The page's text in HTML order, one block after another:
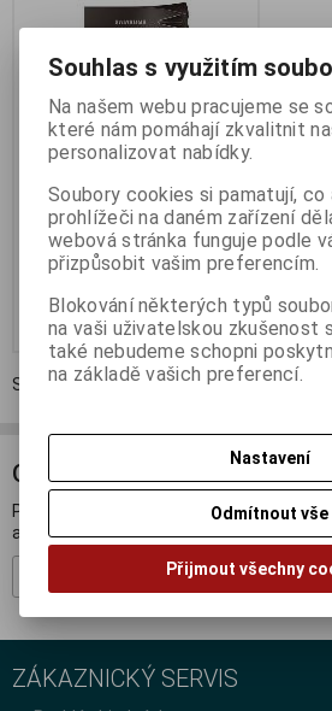
Samsung BAR Plus 64GB USB
3.2 šedá
Termín dodání (dny):1
439 Kč
Koupit
Strana 1z1Celkem1záznamů
ODBĚR NOVINEK
Přihlašte se k odběru novinek a buďte
akcích a soutěžích.
ZÁKAZNICKÝ SERVIS
Souhlas s využitím
Na našem webu pracujeme se
které nám pomáhají zkvalitnit
personalizovat nabídky.
Soubory cookies si pamatují, co
prohlížeči na daném zařízení
webová stránka funguje podle
přizpůsobit vašim preferencím.
Blokování některých typů
na vaši uživatelskou zkušenost
také nebudeme schopni
na základě vašich preferencí.
Nastavení
Odmítnout vše
Přijmout všechny